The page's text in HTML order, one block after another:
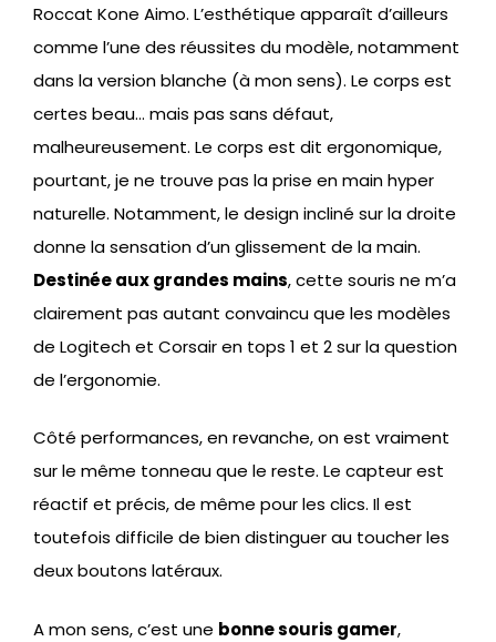
Roccat Kone Aimo. L’esthétique apparaît d’ailleurs
comme l’une des réussites du modèle, notamment
dans la version blanche (à mon sens). Le corps est
certes beau… mais pas sans défaut,
malheureusement. Le corps est dit ergonomique,
pourtant, je ne trouve pas la prise en main hyper
naturelle. Notamment, le design incliné sur la droite
donne la sensation d’un glissement de la main.
Destinée aux grandes mains, cette souris ne m’a
clairement pas autant convaincu que les modèles
de Logitech et Corsair en tops 1 et 2 sur la question
de l’ergonomie.
Côté performances, en revanche, on est vraiment
sur le même tonneau que le reste. Le capteur est
réactif et précis, de même pour les clics. Il est
toutefois difficile de bien distinguer au toucher les
deux boutons latéraux.
A mon sens, c’est une bonne souris gamer,